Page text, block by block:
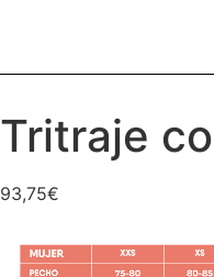
Tritraje
93,75€